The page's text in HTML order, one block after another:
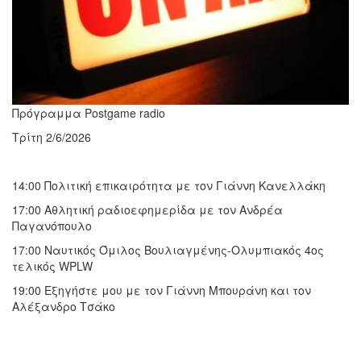
Πρόγραμμα Postgame radio
Τρίτη 2/6/2026
14:00 Πολιτική επικαιρότητα με τον Γιάννη Κανελλάκη
17:00 Αθλητική ραδιοεφημερίδα με τον Ανδρέα
Παγανόπουλο
17:00 Ναυτικός Όμιλος Βουλιαγμένης-Ολυμπιακός 4ος
τελικός WPLW
19:00 Εξηγήστε μου με τον Γιάννη Μπουράνη και τον
Αλέξανδρο Τσάκο